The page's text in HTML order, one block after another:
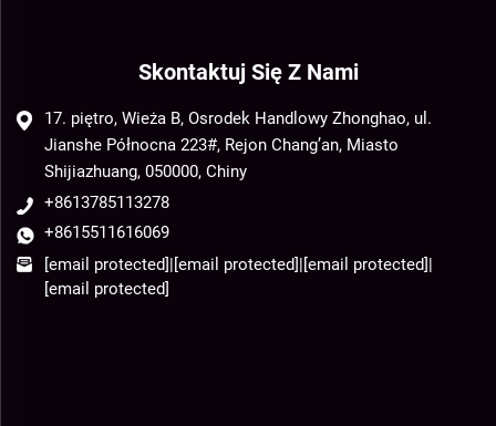
Skontaktuj Się Z Nami
17. piętro, Wieża B, Osrodek Handlowy Zhonghao, ul.
Jianshe Północna 223#, Rejon Chang’an, Miasto
Shijiazhuang, 050000, Chiny
+8613785113278
+8615511616069
[email protected]|[email protected]|[email protected]|
[email protected]